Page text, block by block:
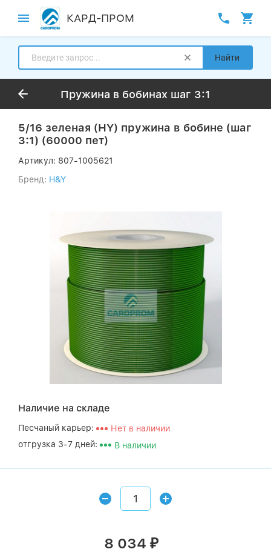
КАРД-ПРОМ
Найти
Пружина в бобинах шаг 3:1
5/16 зеленая (HY) пружина в бобине (шаг
3:1) (60000 пет)
Артикул: 807-1005621
Бренд: H&Y
Наличие на складе
Песчаный карьер:
Нет в наличии
отгрузка 3-7 дней:
В наличии
8 034 ₽